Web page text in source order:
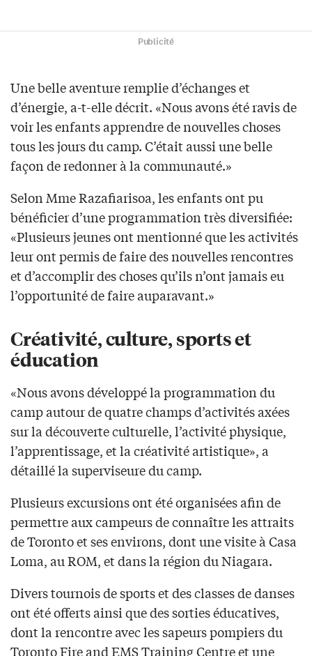
Publicité
Une belle aventure remplie d’échanges et
d’énergie, a-t-elle décrit. «Nous avons été ravis de
voir les enfants apprendre de nouvelles choses
tous les jours du camp. C’était aussi une belle
façon de redonner à la communauté.»
Selon Mme Razafiarisoa, les enfants ont pu
bénéficier d’une programmation très diversifiée:
«Plusieurs jeunes ont mentionné que les activités
leur ont permis de faire des nouvelles rencontres
et d’accomplir des choses qu’ils n’ont jamais eu
l’opportunité de faire auparavant.»
Créativité, culture, sports et
éducation
«Nous avons développé la programmation du
camp autour de quatre champs d’activités axées
sur la découverte culturelle, l’activité physique,
l’apprentissage, et la créativité artistique», a
détaillé la superviseure du camp.
Plusieurs excursions ont été organisées afin de
permettre aux campeurs de connaître les attraits
de Toronto et ses environs, dont une visite à Casa
Loma, au ROM, et dans la région du Niagara.
Divers tournois de sports et des classes de danses
ont été offerts ainsi que des sorties éducatives,
dont la rencontre avec les sapeurs pompiers du
Toronto Fire and EMS Training Centre et une